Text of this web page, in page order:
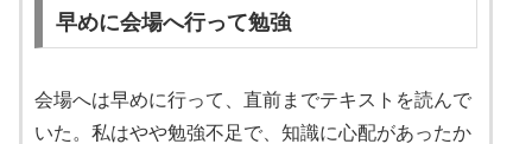
早めに会場へ行って勉強
会場へは早めに行って、直前までテキストを読んで
いた。私はやや勉強不足で、知識に心配があったか